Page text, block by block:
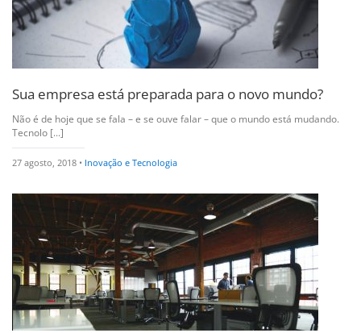
Sua empresa está preparada para o novo mundo?
Não é de hoje que se fala – e se ouve falar – que o mundo está mudando.
Tecnolo [...]
27 agosto, 2018 • Inovação e Tecnologia